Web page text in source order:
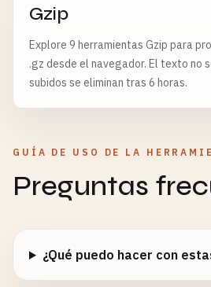
Gzip
Explore 9 herramientas Gzip para
.gz desde el navegador. El texto no
subidos se eliminan tras 6 horas.
GUÍA DE USO DE LA
Preguntas
¿Qué puedo hacer con